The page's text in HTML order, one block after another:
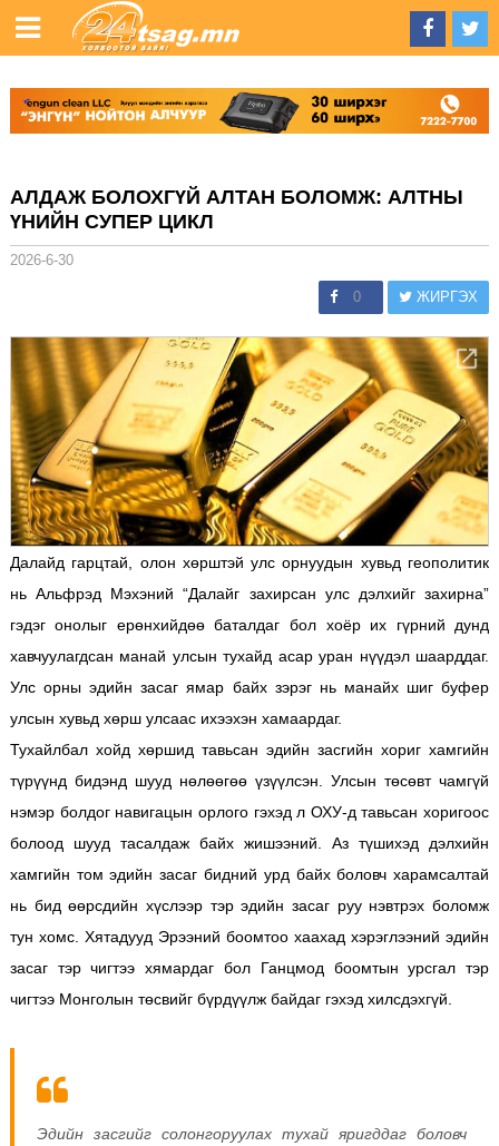
АЛДАЖ БОЛОХГҮЙ АЛТАН БОЛОМЖ: АЛТНЫ
ҮНИЙН СУПЕР ЦИКЛ
2026-6-30
0 ЖИРГЭХ
Далайд гарцтай, олон хөрштэй улс орнуудын хувьд геополитик
нь Альфрэд Мэхэний “Далайг захирсан улс дэлхийг захирна”
гэдэг онолыг ерөнхийдөө баталдаг бол хоёр их гүрний дунд
хавчуулагдсан манай улсын тухайд асар уран нүүдэл шаарддаг.
Улс орны эдийн засаг ямар байх зэрэг нь манайх шиг буфер
улсын хувьд хөрш улсаас ихээхэн хамаардаг.
Тухайлбал хойд хөршид тавьсан эдийн засгийн хориг хамгийн
түрүүнд бидэнд шууд нөлөөгөө үзүүлсэн. Улсын төсөвт чамгүй
нэмэр болдог навигацын орлого гэхэд л ОХУ-д тавьсан хоригоос
болоод шууд тасалдаж байх жишээний. Аз түшихэд дэлхийн
хамгийн том эдийн засаг бидний урд байх боловч харамсалтай
нь бид өөрсдийн хүслээр тэр эдийн засаг руу нэвтрэх боломж
тун хомс. Хятадууд Эрээний боомтоо хаахад хэрэглээний эдийн
засаг тэр чигтээ хямардаг бол Ганцмод боомтын урсгал тэр
чигтээ Монголын төсвийг бүрдүүлж байдаг гэхэд хилсдэхгүй.
Эдийн засгийг солонгоруулах тухай яригддаг боловч